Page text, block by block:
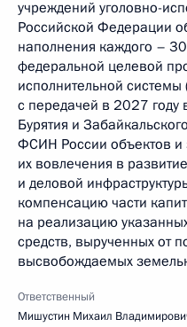
учреждений уголовно-
Российской Федерации
наполнения каждого –
федеральной целевой
исполнительной
с передачей в 2027 году
Бурятия и
ФСИН России объектов и
их вовлечения в
и деловой
компенсацию части
на реализацию
средств, вырученных от
высвобождаемых
Ответственный
Мишустин Михаил